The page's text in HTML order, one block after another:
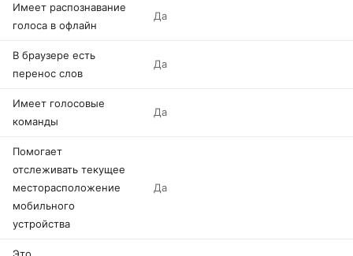
Имеет распознавание
голоса в офлайн
Да
В браузере есть
перенос слов
Да
Имеет голосовые
команды
Да
Помогает
отслеживать текущее
месторасположение
мобильного
устройства
Да